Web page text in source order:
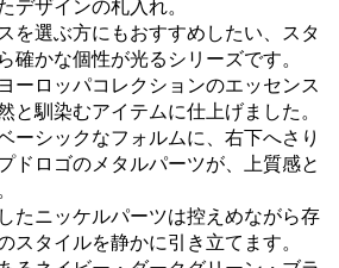
デザインの札入れ。
を選ぶ方にもおすすめしたい、スタ
確かな個性が光るシリーズです。
ーロッパコレクションのエッセンス
と馴染むアイテムに仕上げました。
ーシックなフォルムに、右下へさり
ドロゴのメタルパーツが、上質感と
たニッケルパーツは控えめながら存
スタイルを静かに引き立てます。